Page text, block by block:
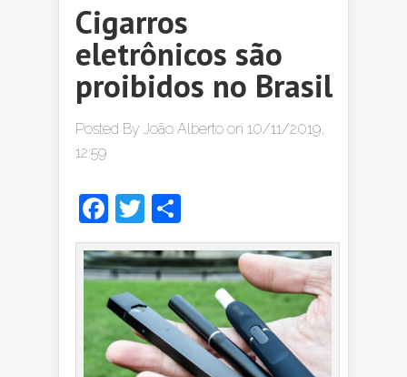
Cigarros
eletrônicos são
proibidos no Brasil
Posted By João Alberto on 10/11/2019,
12:59
Facebook
Twitter